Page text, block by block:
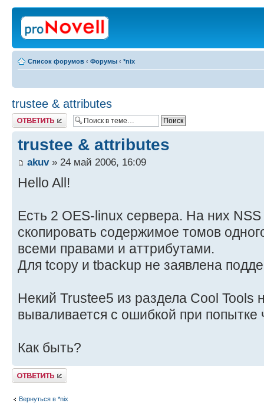
Список форумов ‹ Форумы ‹ *nix
trustee & attributes
Ответить
trustee & attributes
akuv» 24 май 2006, 16:09
Hello All!
Есть 2 OES-linux сервера. На них
скопировать содержимое томов
всеми правами и аттрибутами.
Для tcopy и tbackup не заявлена
Некий Trustee5 из раздела Cool Tools
вываливается с ошибкой при попытке
Как быть?
Ответить
Вернуться в *nix